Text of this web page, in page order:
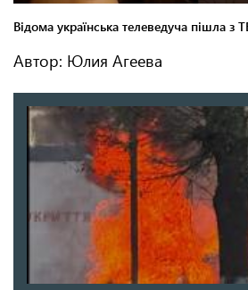
Автор: Юлия Агеева